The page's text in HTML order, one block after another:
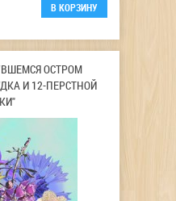
ОСТРОМ
И 12-ПЕРСТНОЙ